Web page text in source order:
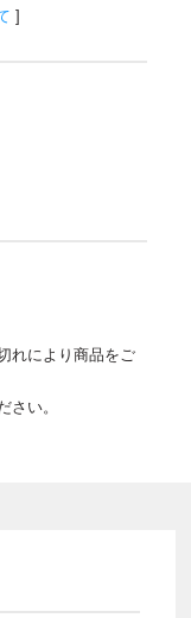
]
れにより商品をご
さい。